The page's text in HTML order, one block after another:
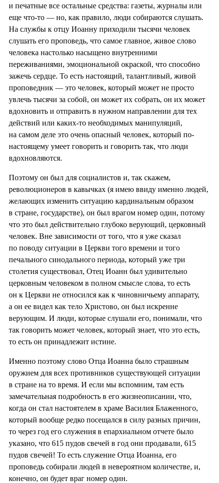
и печатные все остальные средства: газеты, журналы или
еще что-то — но, как правило, люди собираются слушать.
На службы к отцу Иоанну приходили тысячи человек
слушать его проповедь, что самое главное, живое слово
человека настолько насыщено внутренними
переживаниями, эмоциональной окраской, что способно
зажечь сердце. То есть настоящий, талантливый, живой
проповедник — это человек, который может не просто
увлечь тысячи за собой, он может их собрать, он их может
вдохновить и отправить в нужном направлении для тех
действий или каких-то необходимых манипуляций,
на самом деле это очень опасный человек, который по-
настоящему умеет говорить и говорить так, что люди
вдохновляются.
Поэтому он был для социалистов и, так скажем,
революционеров в кавычках (я имею ввиду именно людей,
желающих изменить ситуацию кардинальным образом
в стране, государстве), он был врагом номер один, потому
что это был действительно глубоко верующий, церковный
человек. Вне зависимости от того, что я уже сказал
по поводу ситуации в Церкви того времени и того
печального синодального периода, который уже три
столетия существовал, Отец Иоанн был удивительно
церковным человеком в полном смысле слова, то есть
он к Церкви не относился как к чиновничьему аппарату,
а он ее видел как тело Христово, он был искренне
верующим. И люди, которые слушали его, понимали, что
так говорить может человек, который знает, что это есть,
то есть он принадлежит истине.
Именно поэтому слово Отца Иоанна было страшным
оружием для всех противников существующей ситуации
в стране на то время. И если мы вспомним, там есть
замечательная подробность в его жизнеописании, что,
когда он стал настоятелем в храме Василия Блаженного,
который вообще редко посещался в силу разных причин,
то через год его служения в епархиальном отчете было
указано, что 615 пудов свечей в год они продавали, 615
пудов свечей! То есть служение Отца Иоанна, его
проповедь собирали людей в невероятном количестве, и,
конечно, он будет враг номер один.